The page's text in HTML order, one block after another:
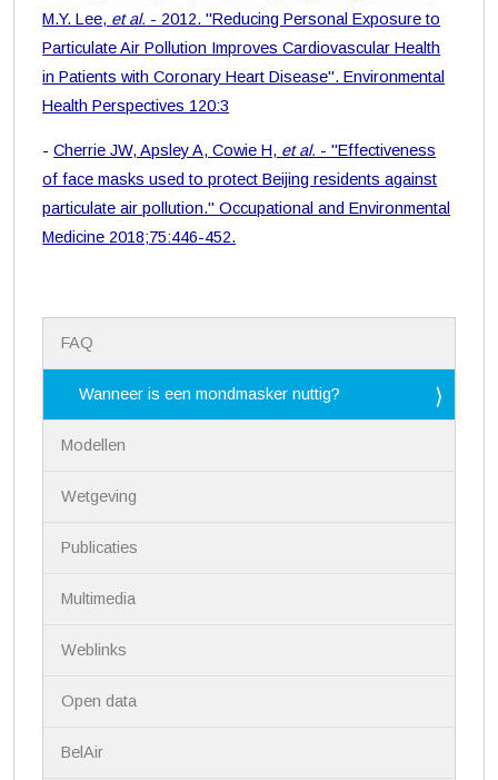
M.Y. Lee, et al. - 2012. "Reducing Personal Exposure to
Particulate Air Pollution Improves Cardiovascular Health
in Patients with Coronary Heart Disease". Environmental
Health Perspectives 120:3
-Cherrie JW, Apsley A, Cowie H, et al. - "Effectiveness
of face masks used to protect Beijing residents against
particulate air pollution." Occupational and Environmental
Medicine 2018;75:446-452.
v
FAQ
Wanneer is een mondmasker nuttig?
Modellen
Wetgeving
Publicaties
Multimedia
Weblinks
Open data
BelAir